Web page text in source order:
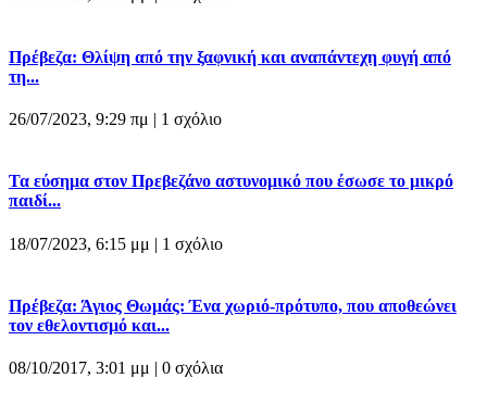
Πρέβεζα: Θλίψη από την ξαφνική και αναπάντεχη φυγή από
τη...
26/07/2023, 9:29 πμ | 1 σχόλιο
Τα εύσημα στον Πρεβεζάνο αστυνομικό που έσωσε το μικρό
παιδί...
18/07/2023, 6:15 μμ | 1 σχόλιο
Πρέβεζα: Άγιος Θωμάς: Ένα χωριό-πρότυπο, που αποθεώνει
τον εθελοντισμό και...
08/10/2017, 3:01 μμ | 0 σχόλια